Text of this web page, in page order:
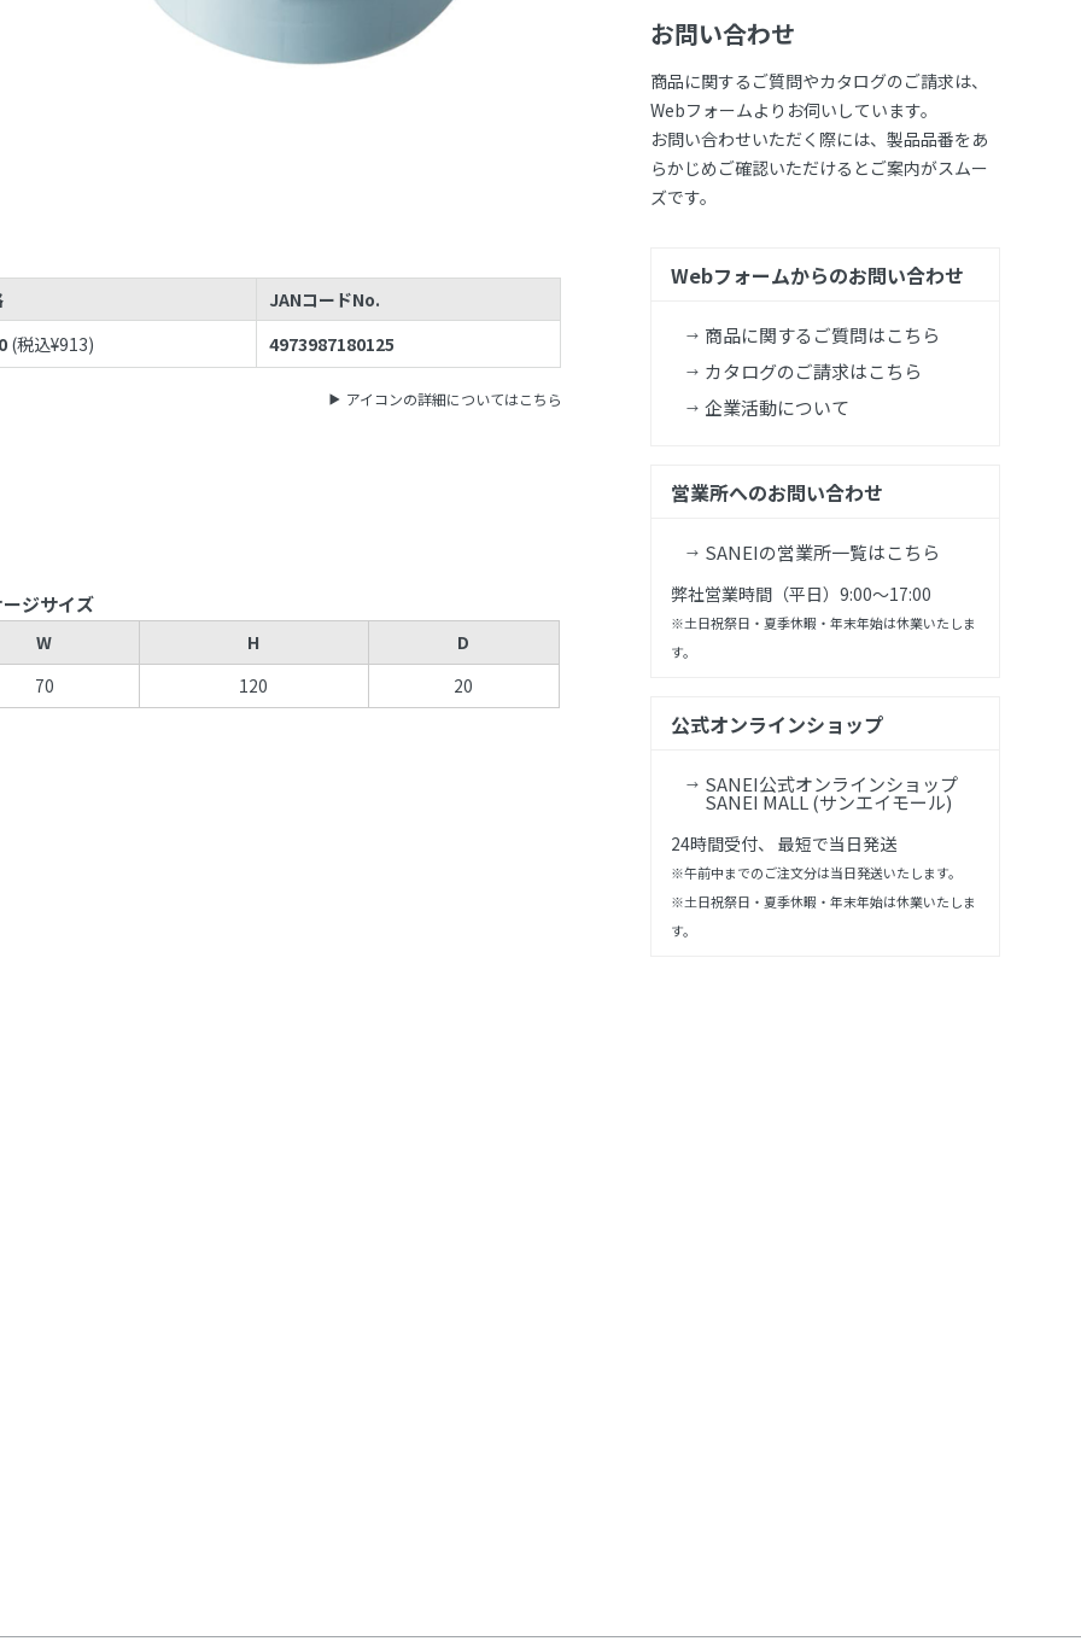
JANコードNo.
(税込¥913) 4973987180125
アイコンの詳細についてはこちら
ジサイズ
W H
D
70
120 20
お問い合わせ
商品に関するご質問やカタログのご請求は、
Webフォームよりお伺いしています。
お問い合わせいただく際には、製品品番をあ
らかじめご確認いただけるとご案内がスムー
ズです。
Webフォームからのお問い合わせ
商品に関するご質問はこちら
カタログのご請求はこちら
企業活動について
営業所へのお問い合わせ
SANEIの営業所一覧はこちら
弊社営業時間（平日）9:00～17:00
※土日祝祭日・夏季休暇・年末年始は休業いたしま
す。
公式オンラインショップ
SANEI公式オンラインショップ
SANEI MALL (サンエイモール)
24時間受付、 最短で当日発送
※午前中までのご注文分は当日発送いたします。
※土日祝祭日・夏季休暇・年末年始は休業いたしま
す。